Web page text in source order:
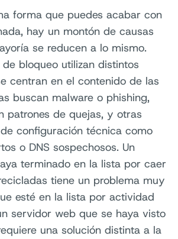
forma que puedes acabar con
hay un montón de causas
se reducen a lo mismo.
bloqueo utilizan distintos
centran en el contenido de las
buscan malware o phishing,
patrones de quejas, y otras
configuración técnica como
o DNS sospechosos. Un
terminado en la lista por caer
tiene un problema muy
esté en la lista por actividad
servidor web que se haya visto
una solución distinta a la